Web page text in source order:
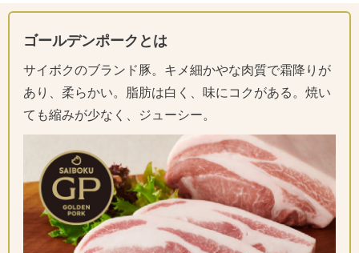
ゴールデンポークとは
サイボクのブランド豚。キメ細かやな肉質で霜降りが
あり、柔らかい。脂肪は白く、味にコクがある。焼い
ても縮みが少なく、ジューシー。